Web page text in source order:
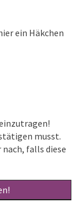
ein Häkchen
musst.
falls diese